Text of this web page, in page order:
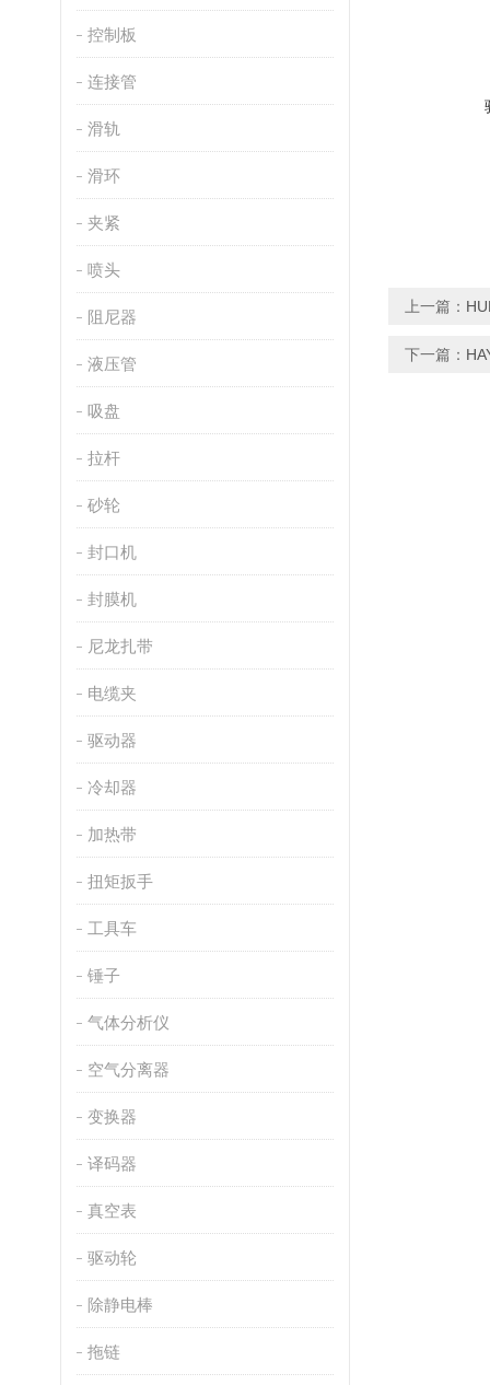
控制板
连接管
滑轨
滑环
夹紧
喷头
阻尼器
液压管
吸盘
拉杆
砂轮
封口机
封膜机
尼龙扎带
电缆夹
驱动器
冷却器
加热带
扭矩扳手
工具车
锤子
气体分析仪
空气分离器
变换器
译码器
真空表
驱动轮
除静电棒
拖链
上一篇：
下一篇：